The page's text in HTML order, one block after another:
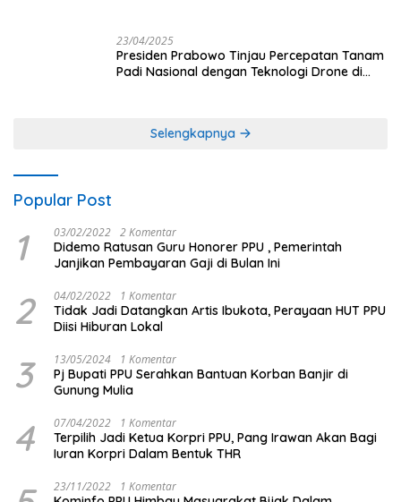
23/04/2025
Presiden Prabowo Tinjau Percepatan Tanam
Padi Nasional dengan Teknologi Drone di
Selengkapnya
Popular Post
1 03/02/2022 2 Komentar
Didemo Ratusan Guru Honorer PPU , Pemerintah
Janjikan Pembayaran Gaji di Bulan Ini
2 04/02/2022 1 Komentar
Tidak Jadi Datangkan Artis Ibukota, Perayaan HUT PPU
Diisi Hiburan Lokal
3 13/05/2024 1 Komentar
Pj Bupati PPU Serahkan Bantuan Korban Banjir di
Gunung Mulia
4 07/04/2022 1 Komentar
Terpilih Jadi Ketua Korpri PPU, Pang Irawan Akan Bagi
Iuran Korpri Dalam Bentuk THR
23/11/2022 1 Komentar